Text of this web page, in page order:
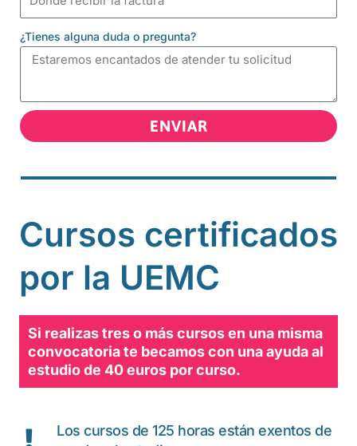
¿Tienes alguna duda o pregunta?
ENVIAR
Cursos certificados
por la UEMC
Si realizas tres o más cursos en una misma
convocatoria te becamos con una ayuda al
estudio de 40 euros por curso.
Los cursos de 125 horas están exentos de